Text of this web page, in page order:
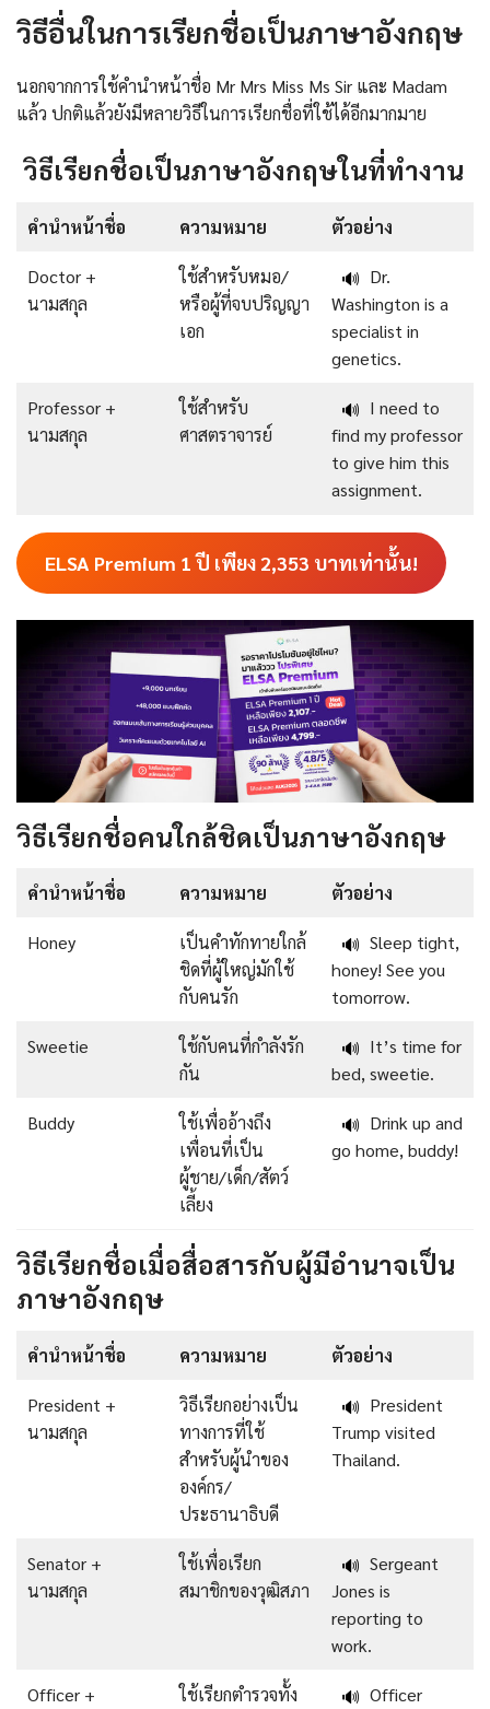
วิธีอื่นในการเรียกชื่อเป็นภาษาอังกฤษ
นอกจากการใช้คำนำหน้าชื่อ Mr Mrs Miss Ms Sir และ Madam
แล้ว ปกติแล้วยังมีหลายวิธีในการเรียกชื่อที่ใช้ได้อีกมากมาย
วิธีเรียกชื่อเป็นภาษาอังกฤษในที่ทำงาน
คำนำหน้าชื่อ ความหมาย ตัวอย่าง
Doctor +
นามสกุล
ใช้สำหรับหมอ/
หรือผู้ที่จบปริญญา
เอก
🔊 Dr.
Washington is a
specialist in
genetics.
Professor +
นามสกุล
ใช้สำหรับ
ศาสตราจารย์
🔊 I need to
find my professor
to give him this
assignment.
ELSA Premium 1 ปี เพียง2,353 บาทเท่านั้น!
วิธีเรียกชื่อคนใกล้ชิดเป็นภาษาอังกฤษ
คำนำหน้าชื่อ ความหมาย ตัวอย่าง
Honey
เป็นคำทักทายใกล้
ชิดที่ผู้ใหญ่มักใช้
กับคนรัก
🔊 Sleep tight,
honey! See you
tomorrow.
Sweetie
ใช้กับคนที่กำลังรัก
กัน
🔊 It’s time for
bed, sweetie.
Buddy
ใช้เพื่ออ้างถึง
เพื่อนที่เป็น
ผู้ชาย/เด็ก/สัตว์
เลี้ยง
🔊 Drink up and
go home, buddy!
วิธีเรียกชื่อเมื่อสื่อสารกับผู้มีอำนาจเป็น
ภาษาอังกฤษ
คำนำหน้าชื่อ ความหมาย ตัวอย่าง
President +
นามสกุล
วิธีเรียกอย่างเป็น
ทางการที่ใช้
สำหรับผู้นำของ
องค์กร/
ประธานาธิบดี
🔊 President
Trump visited
Thailand.
Senator +
นามสกุล
ใช้เพื่อเรียก
สมาชิกของวุฒิสภา
🔊 Sergeant
Jones is
reporting to
work.
Officer +
ใช้เรียกตำรวจทั้ง
🔊 Officer